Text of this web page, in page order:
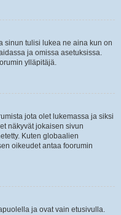
sinun tulisi lukea ne aina kun on
ja omissa asetuksissa.
ylläpitäjä.
jota olet lukemassa ja siksi
näkyvät jokaisen sivun
Kuten globaalien
oikeudet antaa foorumin
ja ovat vain etusivulla.